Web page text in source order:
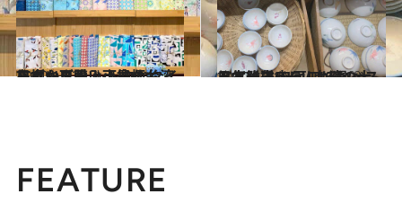
2020.12.22
日本から購入可能な台湾布グッズ！ レトロなタイル柄や可愛い小鳥柄も
旅＆お出かけ 2020.10.16
日本発送OK！ 台湾の大人気雑貨店 豆皿ほかベストバイアイテム10選♡
旅＆お出かけ
FEATURE